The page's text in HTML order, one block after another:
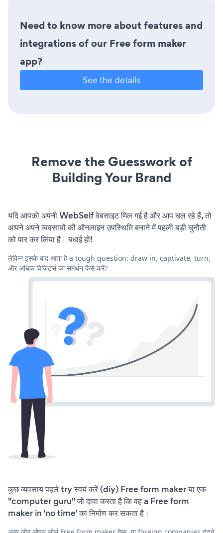
Need to know more about features and
integrations of our Free form maker
app?
See the details
Remove the Guesswork of
Building Your Brand
यदि आपको अपनी WebSelf वेबसाइट मिल गई है और आप चल रहे हैं, तो
आपने अपने व्यवसायों की ऑनलाइन उपस्थिति बनाने में पहली बड़ी चुनौती
को पार कर लिया है। बधाई हो!
लेकिन इसके बाद आता है a tough question: draw in, captivate, turn,
और अधिक विज़िटर्स का समर्थन कैसे करें?
कुछ व्यवसाय पहले try स्वयं करें (diy) Free form maker या एक
"computer guru" जो दावा करता है कि वह a Free form
maker in 'no time' का निर्माण कर सकता है।